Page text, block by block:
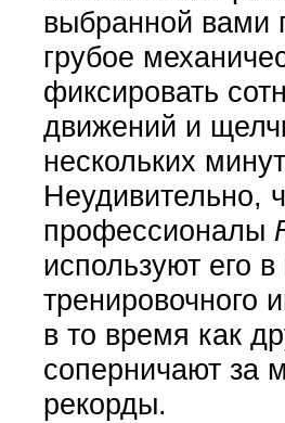
выбранной вами
грубое
фиксировать
движений и
нескольких
Неудивительно,
профессионалы
используют его в
тренировочного
в то время как
соперничают за
рекорды.